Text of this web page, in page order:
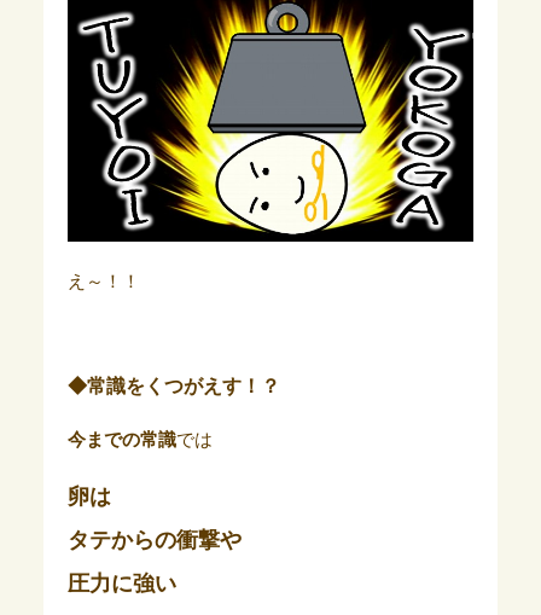
え～！！
◆常識をくつがえす！？
今までの常識では
卵は
タテからの衝撃や
圧力に強い